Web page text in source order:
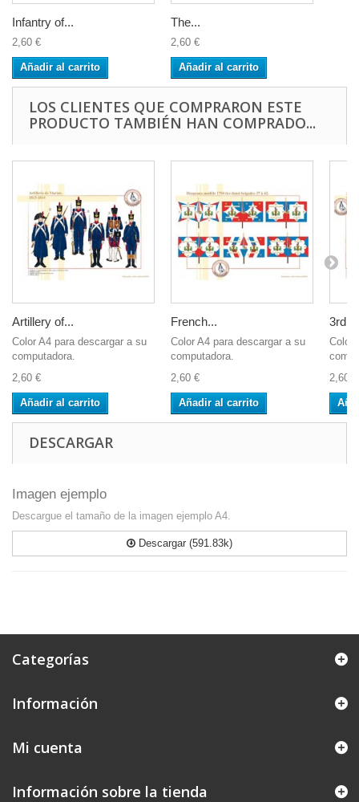
Infantry of...
2,60 €
Añadir al carrito
The...
2,60 €
Añadir al carrito
LOS CLIENTES QUE COMPRARON ESTE
PRODUCTO TAMBIÉN HAN COMPRADO...
Artillery of...
Color A4 para descargar a su
computadora.
2,60 €
Añadir al carrito
French...
Color A4 para descargar a su
computadora.
2,60 €
Añadir al carrito
3rd
Color
2,60 €
DESCARGAR
Imagen ejemplo
Descargue el tamaño de la imagen ejemplo A4.
Descargar (591.83k)
Categorías
Información
Mi cuenta
Información sobre la tienda